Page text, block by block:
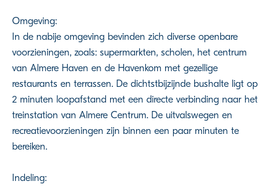
Omgeving:
In de nabije omgeving bevinden zich diverse openbare
voorzieningen, zoals: supermarkten, scholen, het centrum
van Almere Haven en de Havenkom met gezellige
restaurants en terrassen. De dichtstbijzijnde bushalte ligt op
2 minuten loopafstand met een directe verbinding naar het
treinstation van Almere Centrum. De uitvalswegen en
recreatievoorzieningen zijn binnen een paar minuten te
bereiken.
Indeling: